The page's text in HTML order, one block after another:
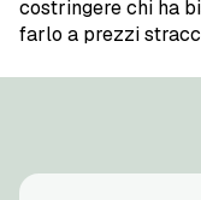
costringere chi ha
farlo a prezzi